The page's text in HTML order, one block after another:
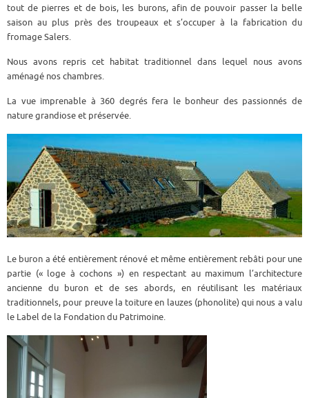
tout de pierres et de bois, les burons, afin de pouvoir passer la belle
saison au plus près des troupeaux et s’occuper à la fabrication du
fromage Salers.
Nous avons repris cet habitat traditionnel dans lequel nous avons
aménagé nos chambres.
La vue imprenable à 360 degrés fera le bonheur des passionnés de
nature grandiose et préservée.
Le buron a été entièrement rénové et même entièrement rebâti pour une
partie (« loge à cochons ») en respectant au maximum l’architecture
ancienne du buron et de ses abords, en réutilisant les matériaux
traditionnels, pour preuve la toiture en lauzes (phonolite) qui nous a valu
le Label de la Fondation du Patrimoine.